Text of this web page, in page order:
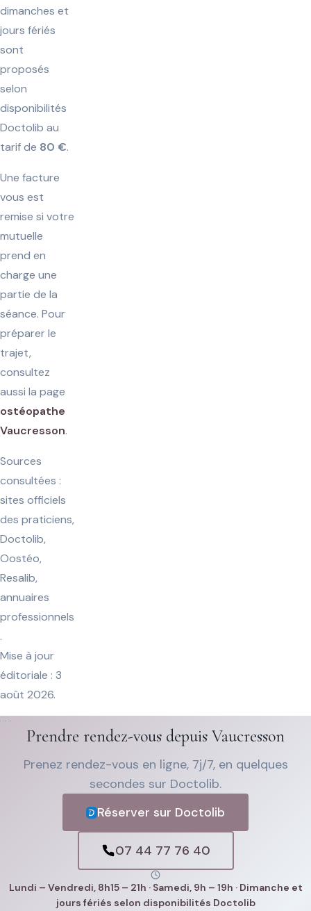
dimanches et
jours fériés
sont
proposés
selon
disponibilités
Doctolib au
tarif de 80 €.
Une facture
vous est
remise si votre
mutuelle
prend en
charge une
partie de la
séance. Pour
préparer le
trajet,
consultez
aussi la page
ostéopathe
Vaucresson.
Sources
consultées :
sites officiels
des praticiens,
Doctolib,
Oostéo,
Resalib,
annuaires
professionnels
.
Mise à jour
éditoriale : 3
août 2026.
Prendre rendez-vous depuis Vaucresson
Prenez rendez-vous en ligne, 7j/7, en quelques
secondes sur Doctolib.
Réserver sur Doctolib
07 44 77 76 40
Lundi – Vendredi, 8h15 – 21h · Samedi, 9h – 19h · Dimanche et
jours fériés selon disponibilités Doctolib